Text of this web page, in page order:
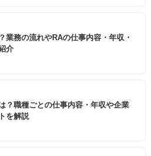
業務の流れやRAの仕事内容・年収・
介
？職種ごとの仕事内容・年収や企業
を解説